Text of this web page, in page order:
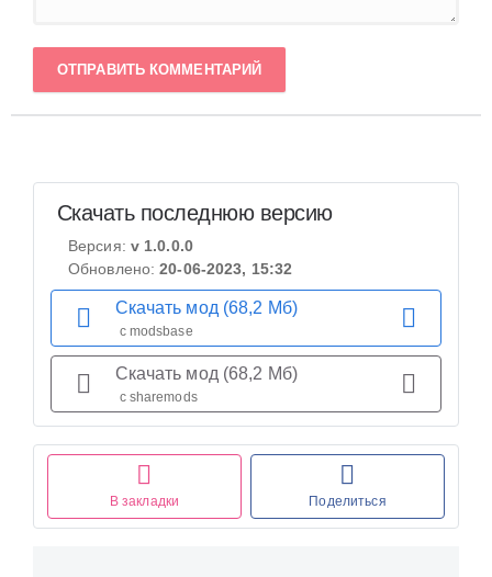
ОТПРАВИТЬ КОММЕНТАРИЙ
В закладки Поделиться
Скачать последнюю версию
Версия: v 1.0.0.0
Обновлено:20-06-2023, 15:32
Скачать мод (68,2 Мб)
с modsbase
Скачать мод (68,2 Мб)
с sharemods